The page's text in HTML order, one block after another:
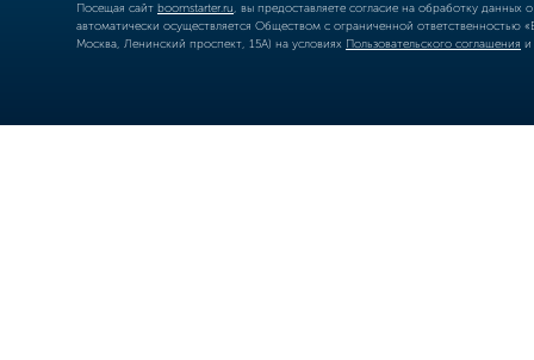
Посещая сайт boomstarter.ru , вы предоставляете согласие на обработку
автоматически осуществляется Обществом с ограниченной
Москва, Ленинский проспект, 15А) на условиях Пользовательского соглашения и